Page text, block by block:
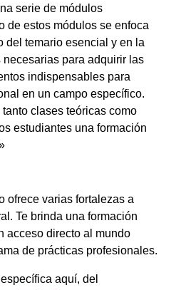
serie de módulos
de estos módulos se enfoca
del temario esencial y en la
para adquirir las
indispensables para
en un campo específico.
clases teóricas como
estudiantes una formación
ofrece varias fortalezas a
Te brinda una formación
acceso directo al mundo
de prácticas profesionales.
aquí, del